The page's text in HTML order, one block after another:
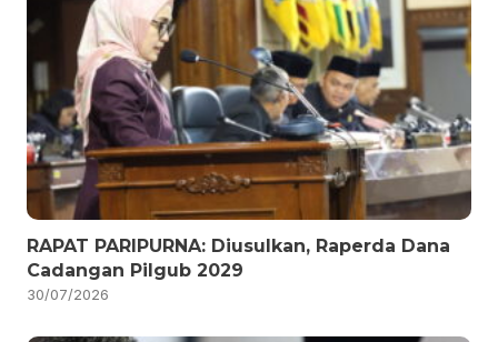
RAPAT PARIPURNA: Diusulkan, Raperda Dana
Cadangan Pilgub 2029
30/07/2026